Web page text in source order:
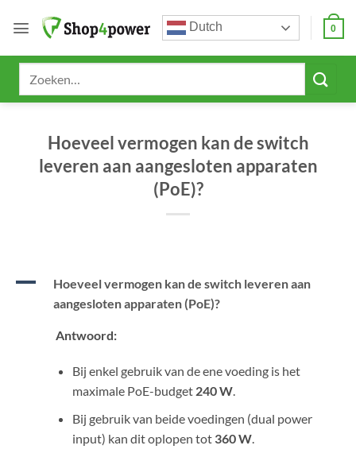
naar
Dutch 0
Hoeveel vermogen kan de switch
leveren aan aangesloten apparaten
(PoE)?
A
Hoeveel vermogen kan de switch leveren aan
aangesloten apparaten (PoE)?
Antwoord:
Bij enkel gebruik van de ene voeding is het
maximale PoE-budget 240 W.
Bij gebruik van beide voedingen (dual power
input) kan dit oplopen tot 360 W.